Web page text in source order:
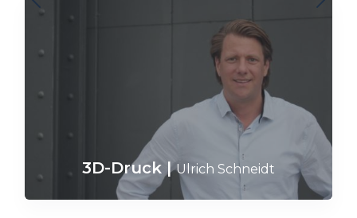
3D-Druck |Ulrich Schneidt